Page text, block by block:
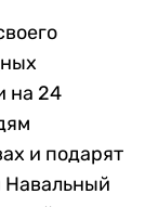
на 24
и подарят
Навальный